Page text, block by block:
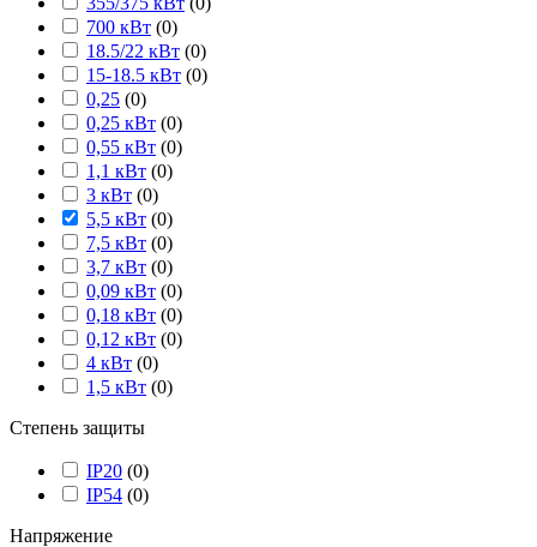
700 кВт (0)
18.5/22 кВт (0)
15-18.5 кВт (0)
0,25 (0)
0,25 кВт (0)
0,55 кВт (0)
1,1 кВт (0)
3 кВт (0)
5,5 кВт (0)
7,5 кВт (0)
3,7 кВт (0)
0,09 кВт (0)
0,18 кВт (0)
0,12 кВт (0)
4 кВт (0)
1,5 кВт (0)
Степень защиты
IP20 (0)
IP54 (0)
Напряжение